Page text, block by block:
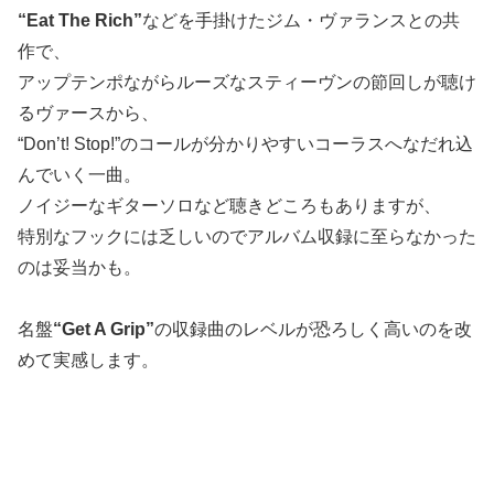
“Eat The Rich”などを手掛けたジム・ヴァランスとの共
作で、
アップテンポながらルーズなスティーヴンの節回しが聴け
るヴァースから、
“Don’t! Stop!”のコールが分かりやすいコーラスへなだれ込
んでいく一曲。
ノイジーなギターソロなど聴きどころもありますが、
特別なフックには乏しいのでアルバム収録に至らなかった
のは妥当かも。
名盤“Get A Grip”の収録曲のレベルが恐ろしく高いのを改
めて実感します。